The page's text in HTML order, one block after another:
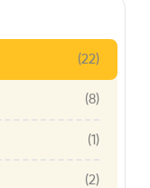
(22)
(8)
(1)
(2)